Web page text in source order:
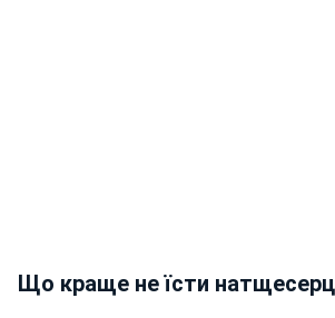
Що краще не їсти